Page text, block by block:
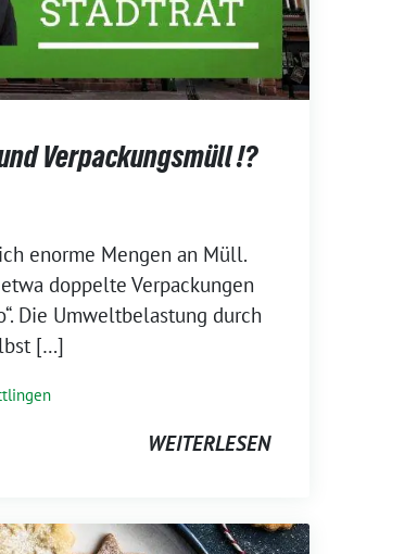
Verpackungsmüll !?
enorme Mengen an Müll.
doppelte Verpackungen
Die Umweltbelastung durch
[…]
WEITERLESEN